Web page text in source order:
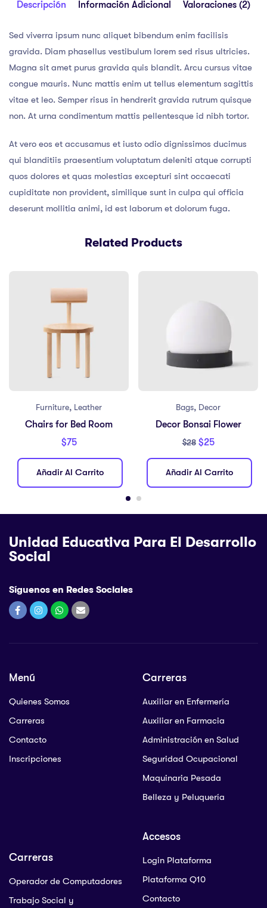
Descripción Información Adicional Valoraciones (2)
Sed viverra ipsum nunc aliquet bibendum enim facilisis
gravida. Diam phasellus vestibulum lorem sed risus ultricies.
Magna sit amet purus gravida quis blandit. Arcu cursus vitae
congue mauris. Nunc mattis enim ut tellus elementum sagittis
vitae et leo. Semper risus in hendrerit gravida rutrum quisque
non. At urna condimentum mattis pellentesque id nibh tortor.
At vero eos et accusamus et iusto odio dignissimos ducimus
qui blanditiis praesentium voluptatum deleniti atque corrupti
quos dolores et quas molestias excepturi sint occaecati
cupiditate non provident, similique sunt in culpa qui officia
deserunt mollitia animi, id est laborum et dolorum fuga.
Related Products
Furniture, Leather
Chairs for Bed Room
$75
Añadir Al Carrito
Bags, Decor
Decor Bonsai Flower
$28 $25
Añadir Al Carrito
Unidad Educativa Para El Desarrollo
Social
Síguenos en Redes Sociales
Menú
Quienes Somos
Carreras
Contacto
Inscripciones
Carreras
Auxiliar en Enfermería
Auxiliar en Farmacia
Administración en Salud
Seguridad Ocupacional
Maquinaria Pesada
Belleza y Peluquería
Carreras
Operador de Computadores
Trabajo Social y
Accesos
Login Plataforma
Plataforma Q10
Contacto